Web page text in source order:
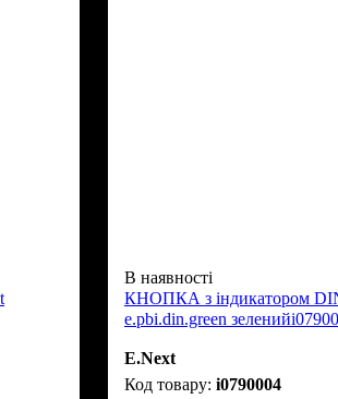
В наявності
КНОПКА з iндикатором
e.pbi.din.green
E.Next
i0790004